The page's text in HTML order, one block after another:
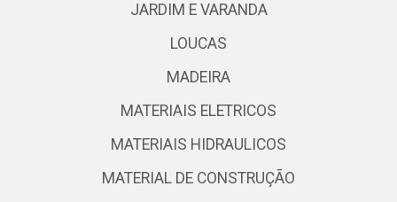
JARDIM E VARANDA
LOUCAS
MADEIRA
MATERIAIS ELETRICOS
MATERIAIS HIDRAULICOS
MATERIAL DE CONSTRUÇÃO